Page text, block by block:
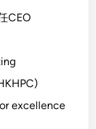
CEO
excellence